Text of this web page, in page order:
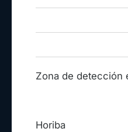
Zona de detección
Horiba